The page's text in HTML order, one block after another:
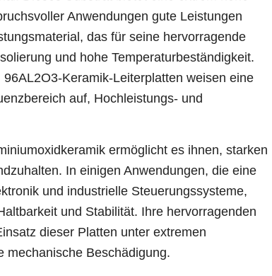
Anwendungen gute Leistungen
das für seine hervorragende
und hohe Temperaturbeständigkeit.
Keramik-Leiterplatten weisen eine
auf, Hochleistungs- und
ermöglicht es ihnen, starken
In einigen Anwendungen, die eine
und industrielle Steuerungssysteme,
und Stabilität. Ihre hervorragenden
dieser Platten unter extremen
mechanische Beschädigung.